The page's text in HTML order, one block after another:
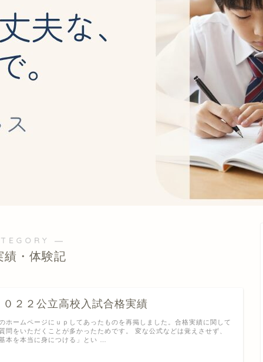
―
績・体験記
０２２公立高校入試合格実績
ホームページにｕｐしてあったものを再掲しました。合格実績に関して
問をいただくことが多かったためです。 変な公式などは覚えさせず、
本を本当に身につける」とい …